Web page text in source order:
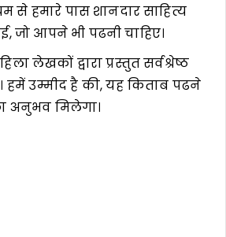
से हमारे पास शानदार साहित्य
जो आपने भी पढनी चाहिए।
लेखकों द्वारा प्रस्तुत सर्वश्रेष्ठ
हमें उम्मीद है की, यह किताब पढने
अनुभव मिलेगा।